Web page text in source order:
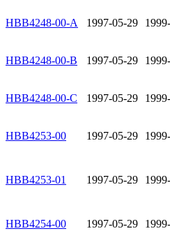
HBB4248-00-A 1997-05-29
HBB4248-00-B 1997-05-29
HBB4248-00-C 1997-05-29
HBB4253-00 1997-05-29
HBB4253-01 1997-05-29
HBB4254-00 1997-05-29